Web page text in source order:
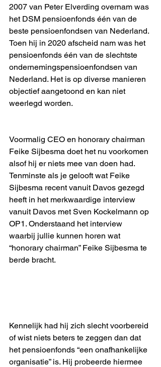
2007 van Peter Elverding overnam was
het DSM pensioenfonds één van de
beste pensioenfondsen van Nederland.
Toen hij in 2020 afscheid nam was het
pensioenfonds één van de slechtste
ondernemingspensioenfondsen van
Nederland. Het is op diverse manieren
objectief aangetoond en kan niet
weerlegd worden.
Voormalig CEO en honorary chairman
Feike Sijbesma doet het nu voorkomen
alsof hij er niets mee van doen had.
Tenminste als je gelooft wat Feike
Sijbesma recent vanuit Davos gezegd
heeft in het merkwaardige interview
vanuit Davos met Sven Kockelmann op
OP1. Onderstaand het interview
waarbij jullie kunnen horen wat
“honorary chairman” Feike Sijbesma te
berde bracht.
Kennelijk had hij zich slecht voorbereid
of wist niets beters te zeggen dan dat
het pensioenfonds “een onafhankelijke
organisatie” is. Hij probeerde hiermee